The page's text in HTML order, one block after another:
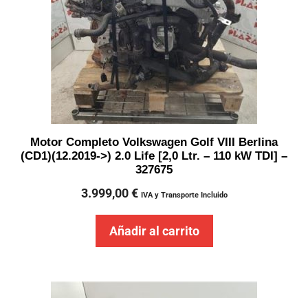
Motor Completo Volkswagen Golf VIII Berlina
(CD1)(12.2019->) 2.0 Life [2,0 Ltr. – 110 kW TDI] –
327675
3.999,00€ IVA y Transporte Incluido
Añadir al carrito